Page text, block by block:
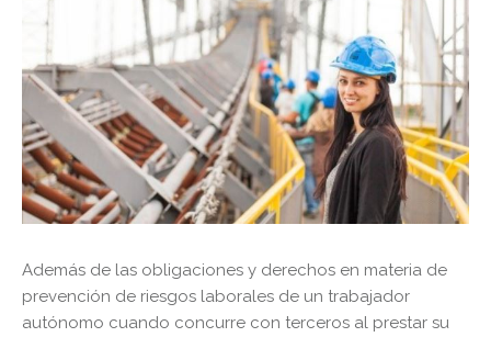
Además de las obligaciones y derechos en materia de
prevención de riesgos laborales de un trabajador
autónomo cuando concurre con terceros al prestar su